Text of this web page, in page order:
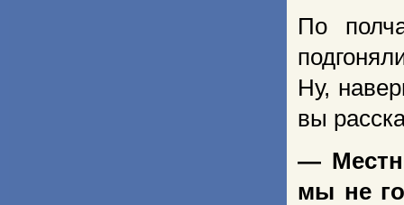
По
Ну,
вы
—
мы не